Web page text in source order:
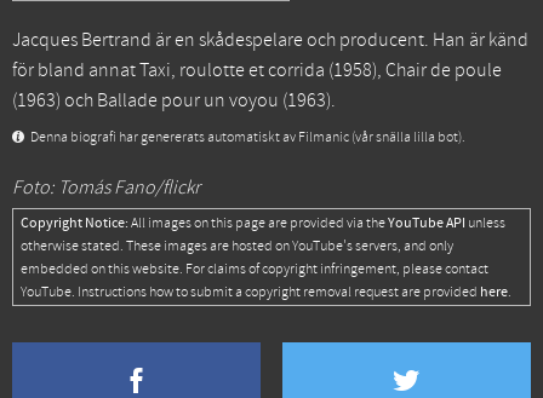
Jacques Bertrand är en skådespelare och producent. Han är känd
för bland annatTaxi, roulotte et corrida (1958), Chair de poule
(1963) och Ballade pour un voyou (1963).
Denna biografi har genererats automatiskt av Filmanic (vår snälla lilla bot).
Foto: Tomás Fano/flickr
Copyright Notice: All images on this page are provided via theYouTube API unless
otherwise stated. These images are hosted on YouTube's servers, and only
embedded on this website. For claims of copyright infringement, please contact
YouTube. Instructions how to submit a copyright removal request are provided here.